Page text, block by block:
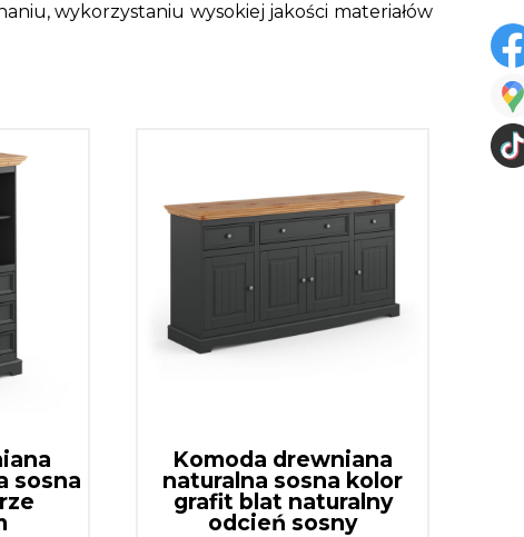
wykorzystaniu wysokiej jakości materiałów
sosna
Komoda drewniana
naturalna sosna kolor
grafit blat naturalny
odcień sosny